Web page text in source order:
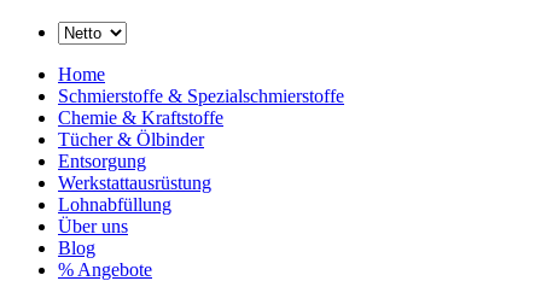
Home
Schmierstoffe & Spezialschmierstoffe
Chemie & Kraftstoffe
Tücher & Ölbinder
Entsorgung
Werkstattausrüstung
Lohnabfüllung
Über uns
Blog
% Angebote